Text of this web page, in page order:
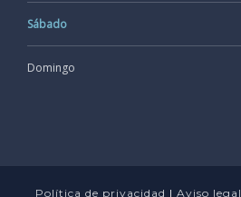
Sábado
Domingo
Política de privacidad | Aviso legal